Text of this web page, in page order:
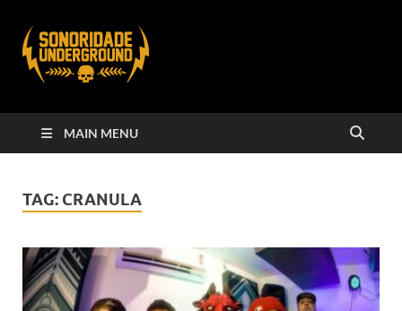
MAIN MENU
TAG: CRANULA